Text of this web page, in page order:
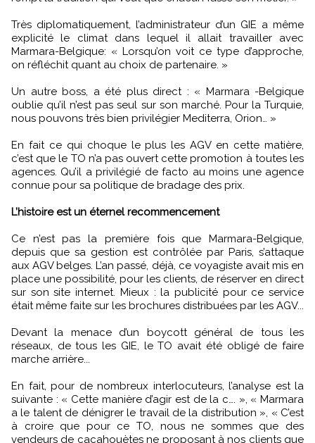
Très diplomatiquement, l’administrateur d’un GIE a même
explicité le climat dans lequel il allait travailler avec
Marmara-Belgique: « Lorsqu’on voit ce type d’approche,
on réfléchit quant au choix de partenaire. »
Un autre boss, a été plus direct : « Marmara -Belgique
oublie qu’il n’est pas seul sur son marché. Pour la Turquie,
nous pouvons très bien privilégier Mediterra, Orion… »
En fait ce qui choque le plus les AGV en cette matière,
c’est que le TO n’a pas ouvert cette promotion à toutes les
agences. Qu’il a privilégié de facto au moins une agence
connue pour sa politique de bradage des prix.
L’histoire est un éternel recommencement
Ce n’est pas la première fois que Marmara-Belgique,
depuis que sa gestion est contrôlée par Paris, s’attaque
aux AGV belges. L’an passé, déjà, ce voyagiste avait mis en
place une possibilité, pour les clients, de réserver en direct
sur son site internet. Mieux : la publicité pour ce service
était même faite sur les brochures distribuées par les AGV...
Devant la menace d’un boycott général de tous les
réseaux, de tous les GIE, le TO avait été obligé de faire
marche arrière...
En fait, pour de nombreux interlocuteurs, l’analyse est la
suivante : « Cette manière d’agir est de la c…. », « Marmara
a le talent de dénigrer le travail de la distribution », « C’est
à croire que pour ce TO, nous ne sommes que des
vendeurs de cacahouètes ne proposant à nos clients que